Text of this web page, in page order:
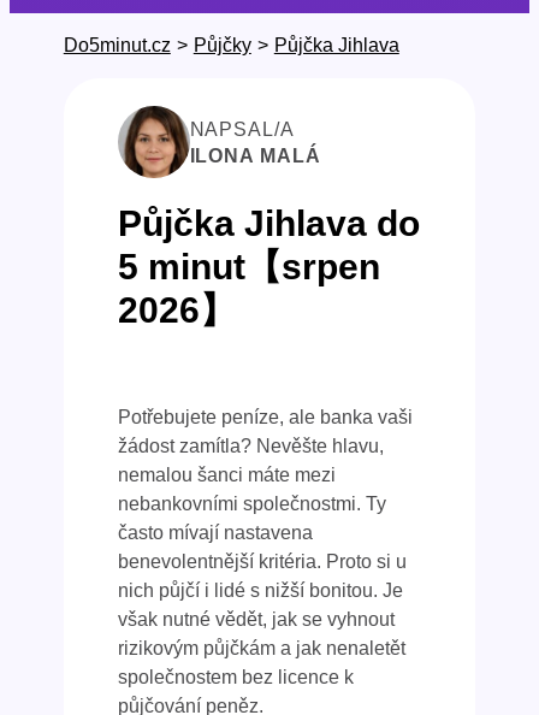
Do5minut.cz > Půjčky > Půjčka Jihlava
NAPSAL/A
ILONA MALÁ
Půjčka Jihlava do
5 minut【srpen
2026】
Potřebujete peníze, ale banka vaši
žádost zamítla? Nevěšte hlavu,
nemalou šanci máte mezi
nebankovními společnostmi. Ty
často mívají nastavena
benevolentnější kritéria. Proto si u
nich půjčí i lidé s nižší bonitou. Je
však nutné vědět, jak se vyhnout
rizikovým půjčkám a jak nenaletět
společnostem bez licence k
půjčování peněz.